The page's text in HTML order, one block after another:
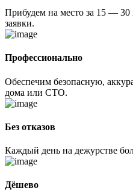
Прибудем на место за 15 —
заявки.
Профессионально
Обеспечим безопасную,
дома или СТО.
Без отказов
Каждый день на дежурстве
Дёшево